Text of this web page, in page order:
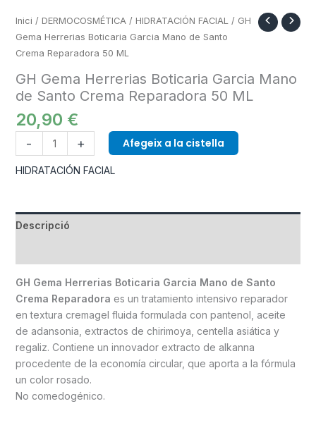
Inici / DERMOCOSMÉTICA/ HIDRATACIÓN FACIAL/ GH
Gema Herrerias Boticaria Garcia Mano de Santo
Crema Reparadora 50 ML
GH Gema Herrerias Boticaria Garcia Mano
de Santo Crema Reparadora 50 ML
20,90 €
- + Afegeix a la cistella
HIDRATACIÓN FACIAL
Descripció
GH Gema Herrerias Boticaria Garcia Mano de Santo
Crema Reparadora es un tratamiento intensivo reparador
en textura cremagel fluida formulada con pantenol, aceite
de adansonia, extractos de chirimoya, centella asiática y
regaliz. Contiene un innovador extracto de alkanna
procedente de la economía circular, que aporta a la fórmula
un color rosado.
No comedogénico.